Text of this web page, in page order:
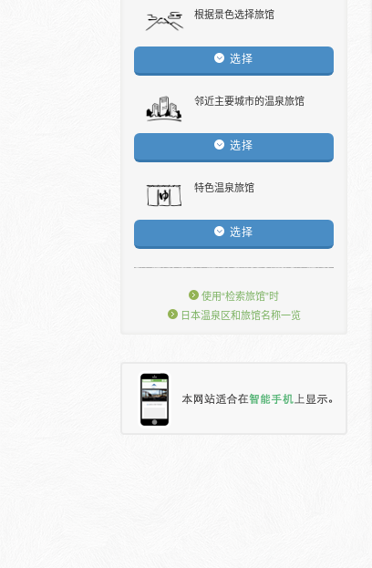
根据景色选择旅馆
选择
邻近主要城市的温泉旅馆
选择
特色温泉旅馆
选择
使用“检索旅馆”时
日本温泉区和旅馆名称一览